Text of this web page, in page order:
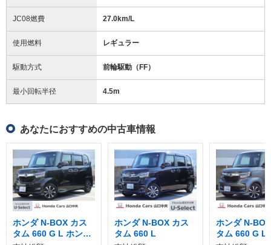
JC08燃費 27.0km/L
使用燃料 レギュラー
駆動方式 前輪駆動（FF）
最小回転半径 4.5m
あなたにおすすめの中古車情報
ホンダ N-BOX カス
タム 660 G L ホンダ
ホンダ N-BOX カス
タム 660 L
ホンダ N-
タム 660 G L